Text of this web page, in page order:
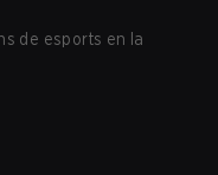
de esports en la